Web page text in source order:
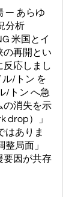
― あらゆ
分析
米国とイ
の再開とい
反応しまし
ル/トン を
/トン へ急
の消失を示
drop）」
はありま
局面」
要因が共存